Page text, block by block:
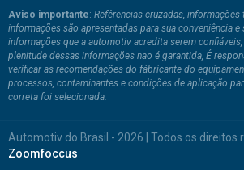
Aviso importante: Refêrencias cruzadas,
informações são apresentadas para sua conveniência e
informações que a automotiv acredita serem
plenitude dessas informações nao é garantida, É
verificar as recomendações do fábricante do
processos, contaminantes e condições de aplicação
correta foi selecionada.
Automotiv do Brasil - 2026 | Todos os direitos
Zoomfoccus